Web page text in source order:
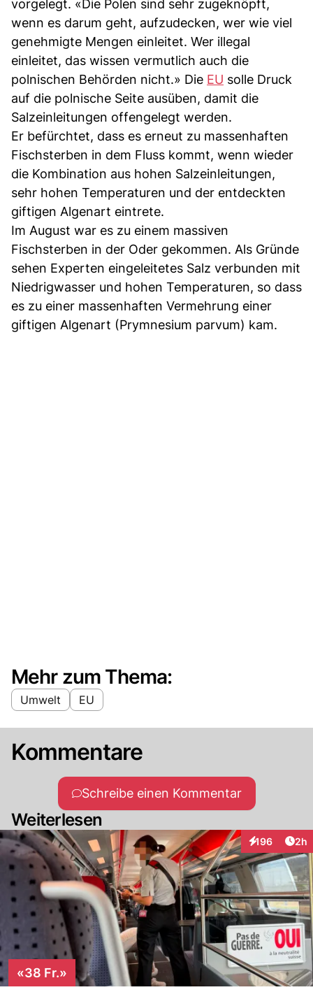
vorgelegt. «Die Polen sind sehr zugeknöpft,
wenn es darum geht, aufzudecken, wer wie viel
genehmigte Mengen einleitet. Wer illegal
einleitet, das wissen vermutlich auch die
polnischen Behörden nicht.» Die EU solle Druck
auf die polnische Seite ausüben, damit die
Salzeinleitungen offengelegt werden.
Er befürchtet, dass es erneut zu massenhaften
Fischsterben in dem Fluss kommt, wenn wieder
die Kombination aus hohen Salzeinleitungen,
sehr hohen Temperaturen und der entdeckten
giftigen Algenart eintrete.
Im August war es zu einem massiven
Fischsterben in der Oder gekommen. Als Gründe
sehen Experten eingeleitetes Salz verbunden mit
Niedrigwasser und hohen Temperaturen, so dass
es zu einer massenhaften Vermehrung einer
giftigen Algenart (Prymnesium parvum) kam.
Mehr zum Thema:
Umwelt EU
Kommentare
Schreibe einen Kommentar
Weiterlesen
196
Interaktionen
2h
«38 Fr.»